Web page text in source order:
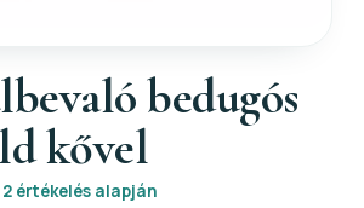
bedugós
kővel
2 értékelés alapján